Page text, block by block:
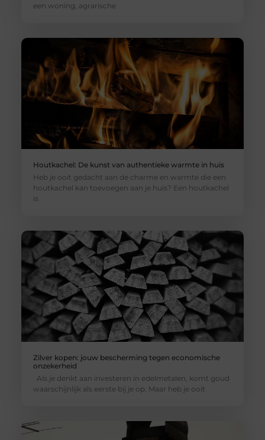
een woning, agrarische
Houtkachel: De kunst van authentieke warmte in huis
Heb je ooit gedacht aan de charme en warmte die een
houtkachel kan toevoegen aan je huis? Een houtkachel
is
Zilver kopen: jouw bescherming tegen economische
onzekerheid
Als je denkt aan investeren in edelmetalen, komt goud
waarschijnlijk als eerste bij je op. Maar heb je ooit